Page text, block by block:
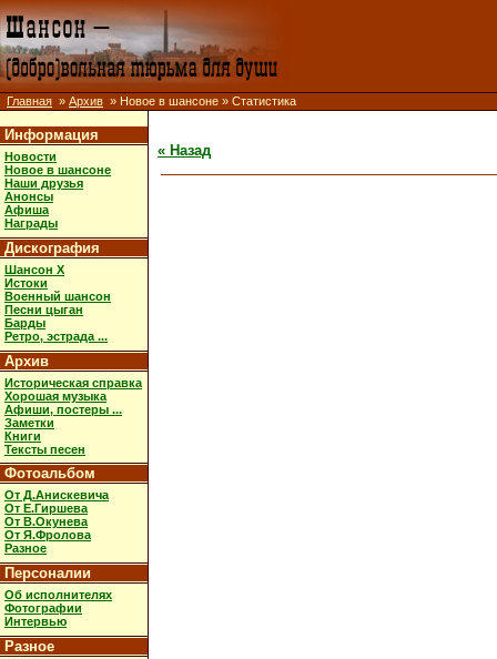
Главная » Архив » Новое в шансоне » Статистика
Информация
Новости
Новое в шансоне
Наши друзья
Анонсы
Афиша
Награды
Дискография
Шансон X
Истоки
Военный шансон
Песни цыган
Барды
Ретро, эстрада ...
Архив
Историческая справка
Хорошая музыка
Афиши, постеры ...
Заметки
Книги
Тексты песен
Фотоальбом
От Д.Анискевича
От Е.Гиршева
От В.Окунева
От Я.Фролова
Разное
Персоналии
Об исполнителях
Фотографии
Интервью
Разное
« Назад